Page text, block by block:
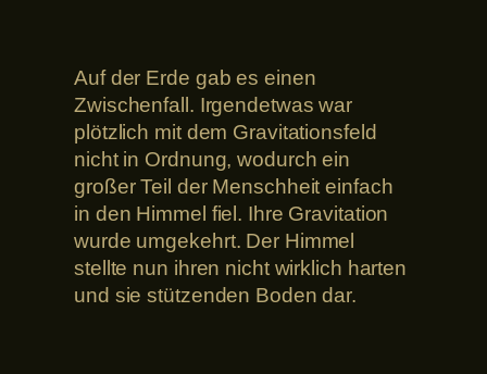
Auf der Erde gab es einen
Zwischenfall. Irgendetwas war
plötzlich mit dem Gravitationsfeld
nicht in Ordnung, wodurch ein
großer Teil der Menschheit einfach
in den Himmel fiel. Ihre Gravitation
wurde umgekehrt. Der Himmel
stellte nun ihren nicht wirklich harten
und sie stützenden Boden dar.